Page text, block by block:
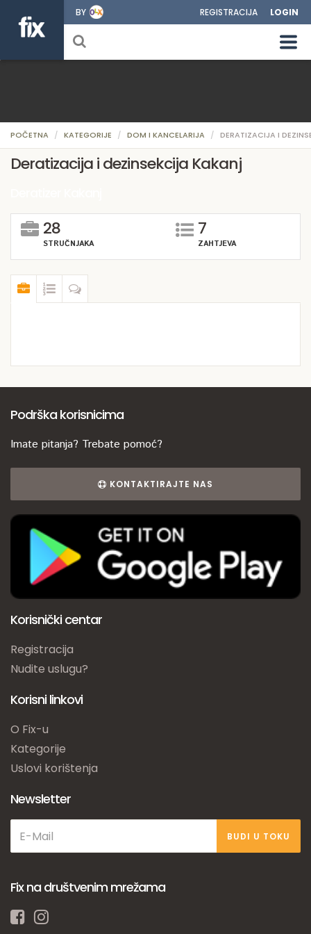
BY REGISTRACIJA LOGIN
POČETNA KATEGORIJE DOM I KANCELARIJA DERATIZACIJA I
Deratizacija i dezinsekcija Kakanj
28
STRUČNJAKA
7
ZAHTJEVA
Podrška korisnicima
Imate pitanja? Trebate pomoć?
KONTAKTIRAJTE NAS
Korisnički centar
Registracija
Nudite uslugu?
Korisni linkovi
O Fix-u
Kategorije
Uslovi korištenja
Newsletter
BUDI U TOKU
Fix na društvenim mrežama